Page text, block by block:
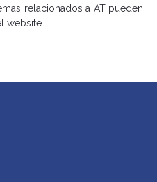
relacionados a AT pueden
website.